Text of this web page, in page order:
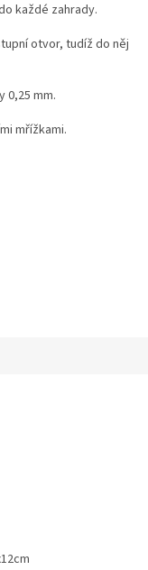
každé zahrady.
otvor, tudíž do něj
0,25 mm.
mřížkami.